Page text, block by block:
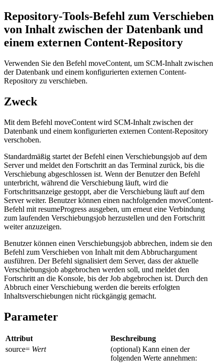
Repository-Tools-Befehl zum Verschieben
von Inhalt zwischen der Datenbank und
einem externen Content-Repository
Verwenden Sie den Befehl moveContent, um SCM-Inhalt zwischen
der Datenbank und einem konfigurierten externen Content-
Repository zu verschieben.
Zweck
Mit dem Befehl moveContent wird SCM-Inhalt zwischen der
Datenbank und einem konfigurierten externen Content-Repository
verschoben.
Standardmäßig startet der Befehl einen Verschiebungsjob auf dem
Server und meldet den Fortschritt an das Terminal zurück, bis die
Verschiebung abgeschlossen ist. Wenn der Benutzer den Befehl
unterbricht, während die Verschiebung läuft, wird die
Fortschrittsanzeige gestoppt, aber die Verschiebung läuft auf dem
Server weiter. Benutzer können einen nachfolgenden moveContent-
Befehl mit resumeProgress ausgeben, um erneut eine Verbindung
zum laufenden Verschiebungsjob herzustellen und den Fortschritt
weiter anzuzeigen.
Benutzer können einen Verschiebungsjob abbrechen, indem sie den
Befehl zum Verschieben von Inhalt mit dem Abbruchargument
ausführen. Der Befehl signalisiert dem Server, dass der aktuelle
Verschiebungsjob abgebrochen werden soll, und meldet den
Fortschritt an die Konsole, bis der Job abgebrochen ist. Durch den
Abbruch einer Verschiebung werden die bereits erfolgten
Inhaltsverschiebungen nicht rückgängig gemacht.
Parameter
Attribut
Beschreibung
source= Wert
(optional) Kann einen der
folgenden Werte annehmen: